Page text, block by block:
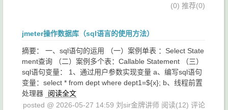
(0) 推荐(0)
jmeter操作数据库（sql语言的使用方法）
摘要： 一、sql语句的运用 （一）案例单表 ：Select State
ment查询 （二）案例多个表：Callable Statement （三）
sql语句变量： 1、通过用户参数实现变量 a、编写sql语句
变量：select * from dept where dept1=${x}; b、线程前置
处理器
阅读全文
posted @ 2026-05-27 14:59 刘sir金牌讲师 阅读(12) 评论